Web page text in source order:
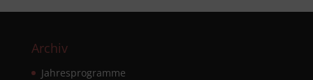
Archiv
Jahresprogramme